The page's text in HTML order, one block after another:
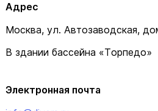
Адрес
Москва, ул. Автозаводская,
В здании бассейна «Торпедо»
Электронная почта